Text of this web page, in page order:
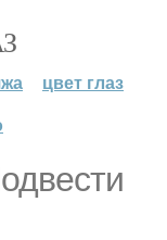
цвет глаз